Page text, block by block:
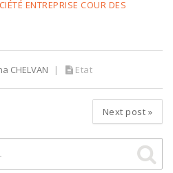
ENTREPRISE COUR DES
CHELVAN Etat
Next post »